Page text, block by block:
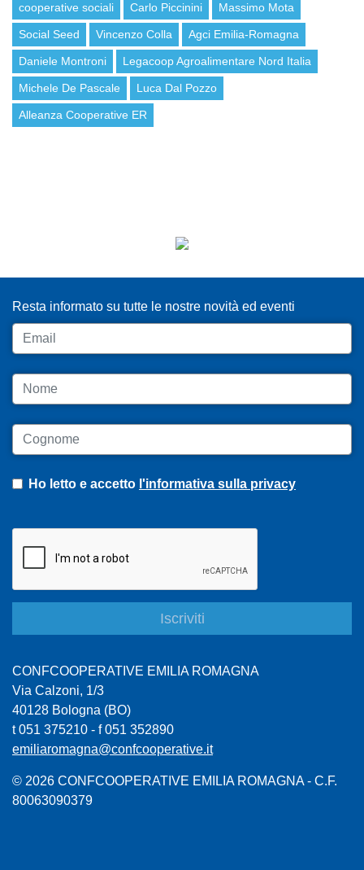
cooperative sociali Carlo Piccinini Massimo Mota
Social Seed Vincenzo Colla Agci Emilia-Romagna
Daniele Montroni Legacoop Agroalimentare Nord Italia
Michele De Pascale Luca Dal Pozzo
Alleanza Cooperative ER
Resta informato su tutte le nostre novità ed eventi
Email
Nome
Cognome
Ho letto e accetto l'informativa sulla privacy
CONFCOOPERATIVE EMILIA ROMAGNA
Via Calzoni, 1/3
40128 Bologna (BO)
t 051 375210 - f 051 352890
emiliaromagna@confcooperative.it
© 2026 CONFCOOPERATIVE EMILIA ROMAGNA - C.F.
80063090379